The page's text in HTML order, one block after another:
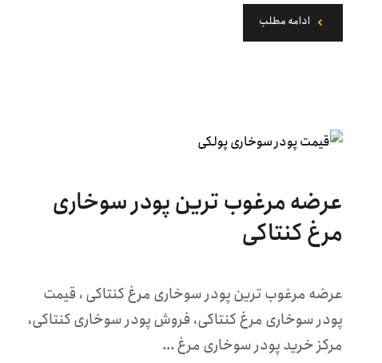
ادامه مطلب
عرضه مرغوب ترین پودر سوخاری
مرغ کنتاکی
عرضه مرغوب ترین پودر سوخاری مرغ کنتاکی ، قیمت
پودر سوخاری مرغ کنتاکی، فروش پودر سوخاری کنتاکی،
مرکز خرید پودر سوخاری مرغ ...